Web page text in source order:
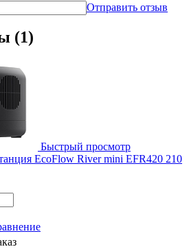
Отправить отзыв
(1)
Быстрый просмотр
EcoFlow River mini EFR420 210